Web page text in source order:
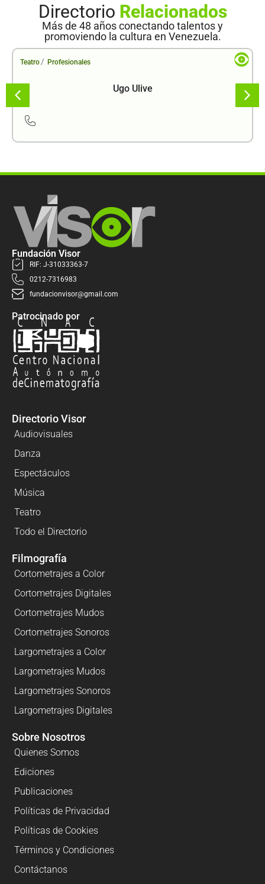
Directorio Relacionados
Más de 48 años conectando talentos y
promoviendo la cultura en Venezuela.
Teatro / Profesionales
Ugo Ulive
Fundación Visor
RIF: J-31033363-7
0212-7316983
fundacionvisor@gmail.com
Patrocinado por
Directorio Visor
Audiovisuales
Danza
Espectáculos
Música
Teatro
Todo el Directorio
Filmografía
Cortometrajes a Color
Cortometrajes Digitales
Cortometrajes Mudos
Cortometrajes Sonoros
Largometrajes a Color
Largometrajes Mudos
Largometrajes Sonoros
Largometrajes Digitales
Sobre Nosotros
Quienes Somos
Ediciones
Publicaciones
Políticas de Privacidad
Políticas de Cookies
Términos y Condiciones
Contáctanos